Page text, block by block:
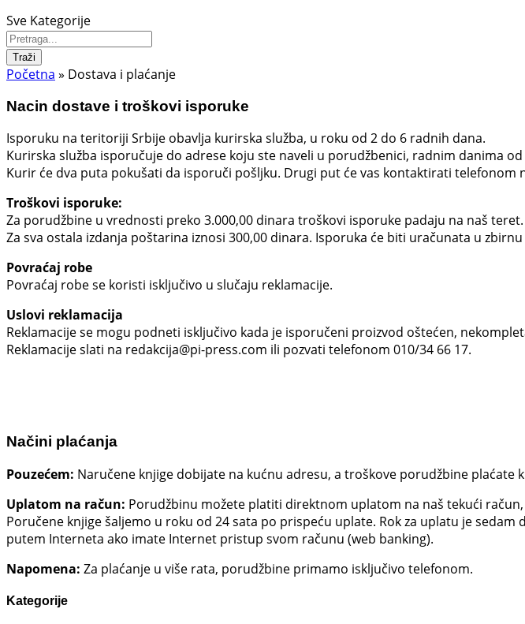
Sve Kategorije
Traži
Početna » Dostava i plaćanje
Nacin dostave i troškovi isporuke
Isporuku na teritoriji Srbije obavlja kurirska služba, u roku od 2 do 6 radnih dana.
Kurirska služba isporučuje do adrese koju ste naveli u porudžbenici, radnim danima od
Kurir će dva puta pokušati da isporuči pošljku. Drugi put će vas kontaktirati
Troškovi isporuke:
Za porudžbine u vrednosti preko 3.000,00 dinara troškovi isporuke padaju na naš teret.
Za sva ostala izdanja poštarina iznosi 300,00 dinara. Isporuka će biti uračunata u
Povraćaj robe
Povraćaj robe se koristi isključivo u slučaju reklamacije.
Uslovi reklamacija
Reklamacije se mogu podneti isključivo kada je isporučeni proizvod oštećen,
Reklamacije slati na redakcija@pi-press.com ili pozvati telefonom 010/34 66 17.
Načini plaćanja
Pouzećem: Naručene knjige dobijate na kućnu adresu, a troškove porudžbine
Uplatom na račun: Porudžbinu možete platiti direktnom uplatom na naš tekući
Poručene knjige šaljemo u roku od 24 sata po prispeću uplate. Rok za uplatu je
putem Interneta ako imate Internet pristup svom računu (web banking).
Napomena: Za plaćanje u više rata, porudžbine primamo isključivo telefonom.
Kategorije